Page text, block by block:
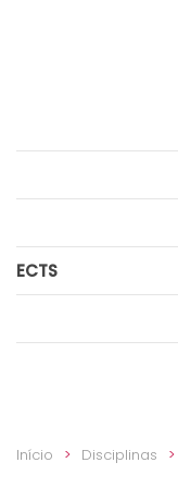
ECTS
Início Disciplinas